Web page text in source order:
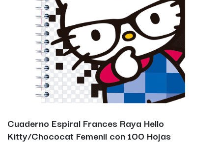
Cuaderno Espiral Frances Raya Hello
Kitty/Chococat Femenil con 100 Hojas